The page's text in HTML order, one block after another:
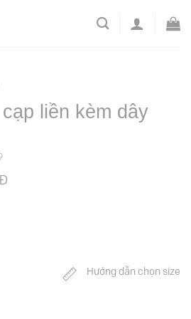
liền kèm dây
Hướng dẫn chọn size